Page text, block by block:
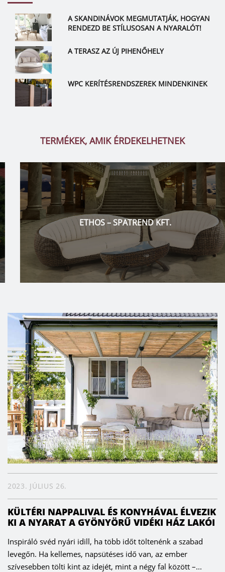
A SKANDINÁVOK MEGMUTATJÁK, HOGYAN
RENDEZD BE STÍLUSOSAN A NYARALÓT!
A TERASZ AZ ÚJ PIHENŐHELY
WPC KERÍTÉSRENDSZEREK MINDENKINEK
TERMÉKEK, AMIK ÉRDEKELHETNEK
ETHOS – SPATREND KFT.
2023. JÚLIUS 26.
KÜLTÉRI NAPPALIVAL ÉS KONYHÁVAL ÉLVEZIK
KI A NYARAT A GYÖNYÖRŰ VIDÉKI HÁZ LAKÓI
Inspiráló svéd nyári idill, ha több időt töltenénk a szabad
levegőn. Ha kellemes, napsütéses idő van, az ember
szívesebben tölti kint az idejét, mint a négy fal között –...